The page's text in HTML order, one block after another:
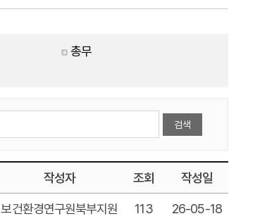
총무
작성자 조회 작성일
보건환경연구원북부지원 113 26-05-18